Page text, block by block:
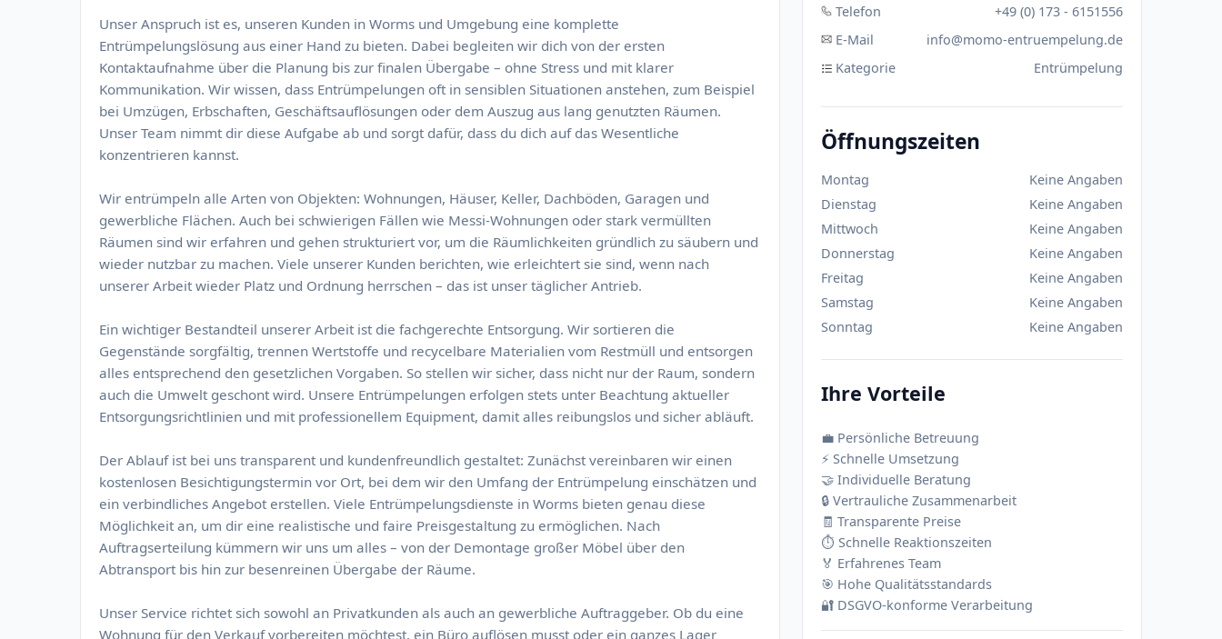
Unser Anspruch ist es, unseren Kunden in Worms und Umgebung eine komplette
Entrümpelungslösung aus einer Hand zu bieten. Dabei begleiten wir dich von der ersten
Kontaktaufnahme über die Planung bis zur finalen Übergabe – ohne Stress und mit klarer
Kommunikation. Wir wissen, dass Entrümpelungen oft in sensiblen Situationen anstehen, zum Beispiel
bei Umzügen, Erbschaften, Geschäftsauflösungen oder dem Auszug aus lang genutzten Räumen.
Unser Team nimmt dir diese Aufgabe ab und sorgt dafür, dass du dich auf das Wesentliche
konzentrieren kannst.
Wir entrümpeln alle Arten von Objekten: Wohnungen, Häuser, Keller, Dachböden, Garagen und
gewerbliche Flächen. Auch bei schwierigen Fällen wie Messi-Wohnungen oder stark vermüllten
Räumen sind wir erfahren und gehen strukturiert vor, um die Räumlichkeiten gründlich zu säubern und
wieder nutzbar zu machen. Viele unserer Kunden berichten, wie erleichtert sie sind, wenn nach
unserer Arbeit wieder Platz und Ordnung herrschen – das ist unser täglicher Antrieb.
Ein wichtiger Bestandteil unserer Arbeit ist die fachgerechte Entsorgung. Wir sortieren die
Gegenstände sorgfältig, trennen Wertstoffe und recycelbare Materialien vom Restmüll und entsorgen
alles entsprechend den gesetzlichen Vorgaben. So stellen wir sicher, dass nicht nur der Raum, sondern
auch die Umwelt geschont wird. Unsere Entrümpelungen erfolgen stets unter Beachtung aktueller
Entsorgungsrichtlinien und mit professionellem Equipment, damit alles reibungslos und sicher abläuft.
Der Ablauf ist bei uns transparent und kundenfreundlich gestaltet: Zunächst vereinbaren wir einen
kostenlosen Besichtigungstermin vor Ort, bei dem wir den Umfang der Entrümpelung einschätzen und
ein verbindliches Angebot erstellen. Viele Entrümpelungsdienste in Worms bieten genau diese
Möglichkeit an, um dir eine realistische und faire Preisgestaltung zu ermöglichen. Nach
Auftragserteilung kümmern wir uns um alles – von der Demontage großer Möbel über den
Abtransport bis hin zur besenreinen Übergabe der Räume.
Unser Service richtet sich sowohl an Privatkunden als auch an gewerbliche Auftraggeber. Ob du eine
Wohnung für den Verkauf vorbereiten möchtest, ein Büro auflösen musst oder ein ganzes Lager
Telefon
+49 (0) 173 - 6151556
E-Mail
info@momo-entruempelung.de
Kategorie
Entrümpelung
Öffnungszeiten
Montag
Keine Angaben
Dienstag
Keine Angaben
Mittwoch
Keine Angaben
Donnerstag
Keine Angaben
Freitag
Keine Angaben
Samstag
Keine Angaben
Sonntag
Keine Angaben
Ihre Vorteile
💼 Persönliche Betreuung
⚡ Schnelle Umsetzung
🤝 Individuelle Beratung
🔒 Vertrauliche Zusammenarbeit
🧾 Transparente Preise
⏱️ Schnelle Reaktionszeiten
🏅 Erfahrenes Team
🎯 Hohe Qualitätsstandards
🔐 DSGVO-konforme Verarbeitung